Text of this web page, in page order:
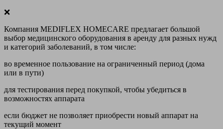
❌
Компания MEDIFLEX HOMECARE предлагает большой
выбор медицинского оборудования в аренду для разных нужд
и категорий заболеваний, в том числе:
во временное пользование на ограниченный период (дома
или в пути)
для тестирования перед покупкой, чтобы убедиться в
возможностях аппарата
если бюджет не позволяет приобрести новый аппарат на
текущий момент